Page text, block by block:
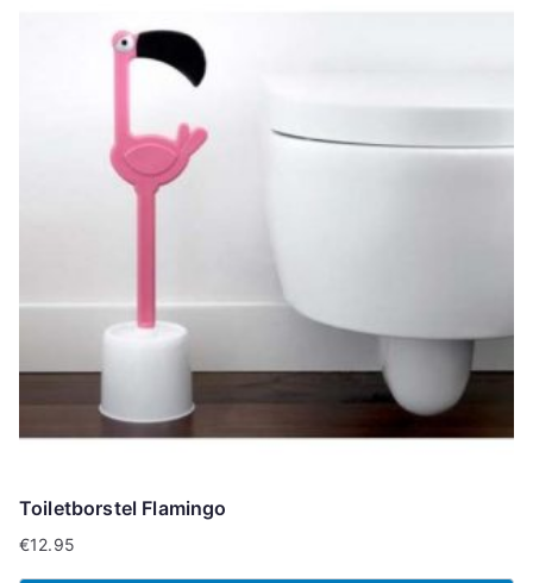
Toiletborstel Flamingo
€12.95